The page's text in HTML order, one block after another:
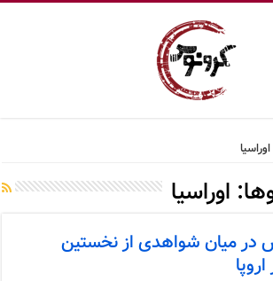
اوراسیا
اوراسیا
در میان شواهدی از نخستین